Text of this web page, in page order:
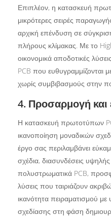
Επιπλέον, η κατασκευή
μικρότερες σειρές
αρχική επένδυση σε
πλήρους κλίμακας. Με το
οικονομικά αποδοτικές
PCB που ευθυγραμμίζονται
χωρίς συμβιβασμούς στην
4. Προσαρμογή και
Η κατασκευή πρωτοτύπων
ικανοποίηση μοναδικών
έργο σας περιλαμβάνει
σχέδια, διασυνδέσεις
πολυστρωματικά PCB,
λύσεις που ταιριάζουν
ικανότητα πειραματισμού με
σχεδίασης στη φάση